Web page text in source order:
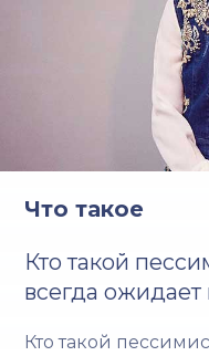
Что такое
Кто такой
всегда ожидает
Кто такой